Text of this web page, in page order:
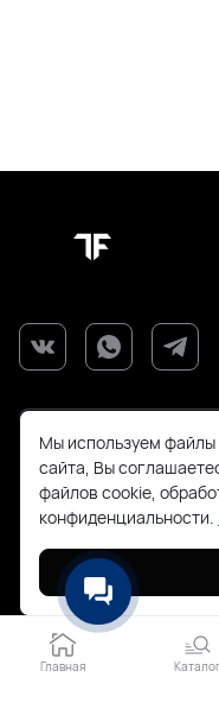
+7(925)143-70-18
Смольная 63Б пав
Главная
Мы используем
сайта, Вы
файлов cookie,
конфиденциальности.